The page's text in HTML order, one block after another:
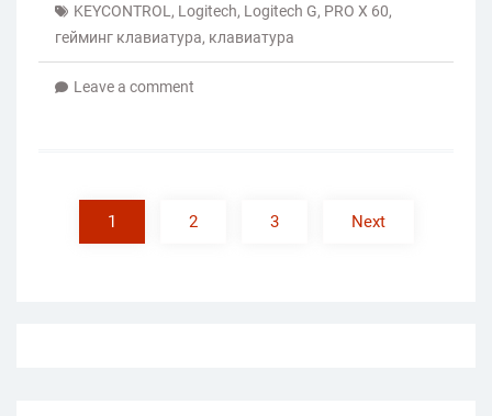
KEYCONTROL , Logitech, Logitech G, PRO X 60,
гейминг клавиатура, клавиатура
Leave a comment
pagination
1 2 3 Next